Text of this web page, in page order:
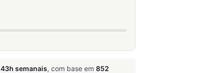
43h semanais, com base em 852